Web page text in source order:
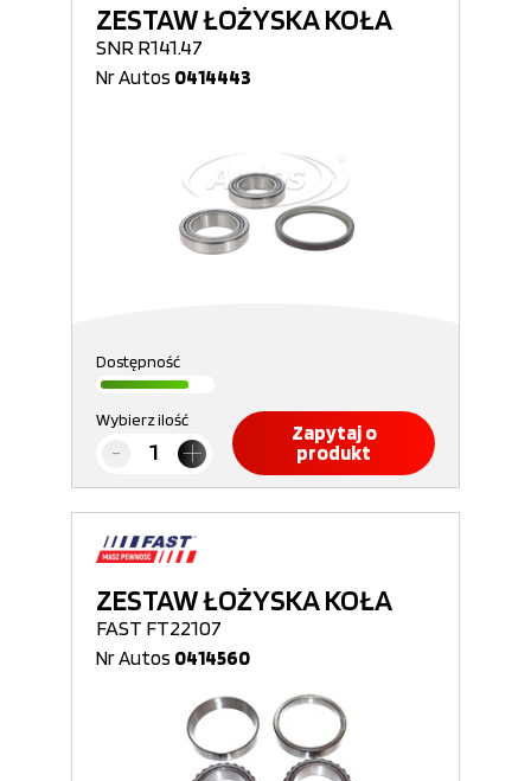
ZESTAW ŁOŻYSKA KOŁA
SNR R141.47
Nr Autos 0414443
Dostępność
Wybierz ilość
Zapytaj o
produkt
ZESTAW ŁOŻYSKA KOŁA
FAST FT22107
Nr Autos 0414560